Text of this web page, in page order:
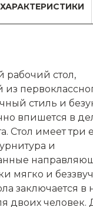
ХАРАКТЕРИСТИКИ
рабочий стол,
стиль и
впишется в
Стол имеет три
и
мягко и
заключается в
двоих человек.